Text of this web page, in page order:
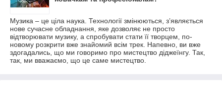
Музика – це ціла наука. Технології змінюються, з’являється
нове сучасне обладнання, яке дозволяє не просто
відтворювати музику, а спробувати стати її творцем, по-
новому розкрити вже знайомий всім трек. Напевно, ви вже
здогадались, що ми говоримо про мистецтво діджеїнгу. Так,
так, ми вважаємо, що це саме мистецтво.